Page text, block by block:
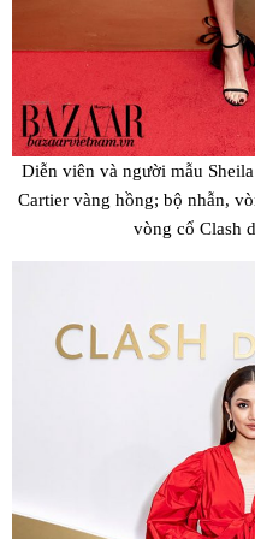
Diễn viên và người mẫu
Cartier vàng hồng; bộ nhẫn,
vòng cổ Clash